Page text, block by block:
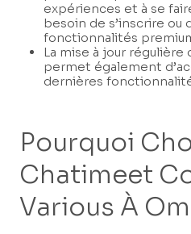
expériences et à se
besoin de s’inscrire ou
fonctionnalités
La mise à jour régulière
permet également
dernières
Pourquoi
Chatimeet
Various À